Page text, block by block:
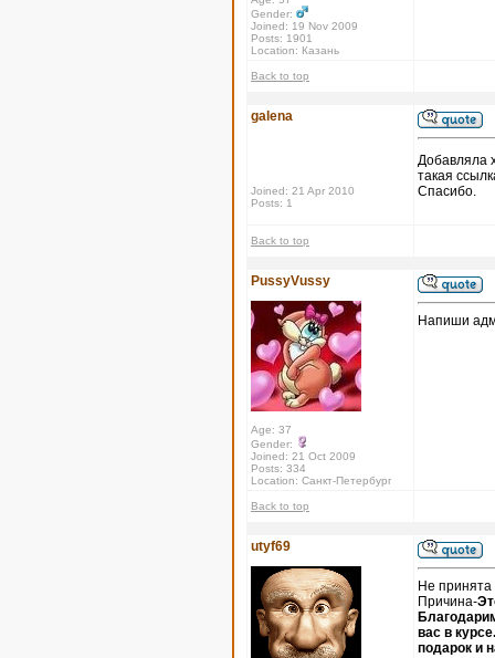
Gender:
Joined: 19 Nov 2009
Posts: 1901
Location: Казань
Back to top
galena
Joined: 21 Apr 2010
Posts: 1
Добавляла
такая
Спасибо.
Back to top
PussyVussy
Age: 37
Gender:
Joined: 21 Oct 2009
Posts: 334
Location: Санкт-Петербург
Напиши
Back to top
utyf69
Не
Причина-
вас в
подарок и